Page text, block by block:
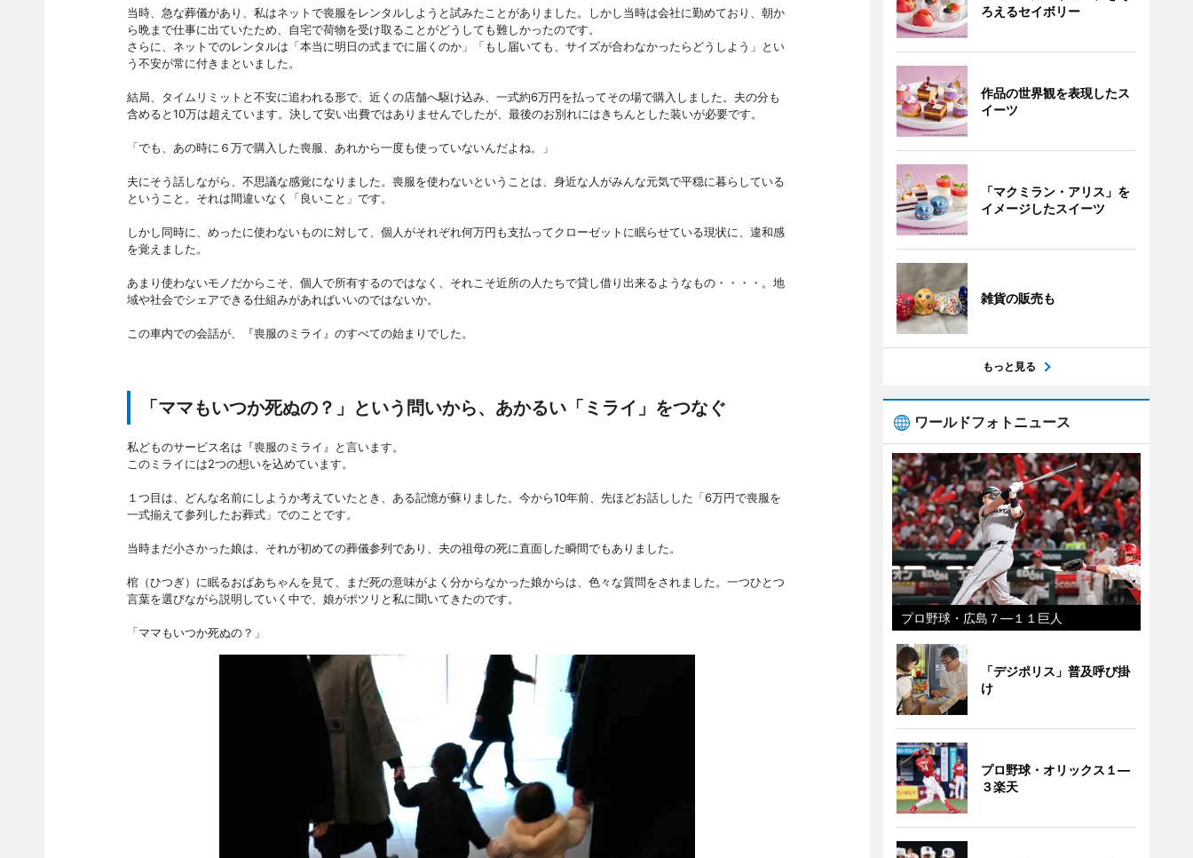
当時、急な葬儀があり、私はネットで喪服をレンタルしようと試みたことがありました。しかし当時は会社に勤めており、朝か
ら晩まで仕事に出ていたため、自宅で荷物を受け取ることがどうしても難しかったのです。
さらに、ネットでのレンタルは「本当に明日の式までに届くのか」「もし届いても、サイズが合わなかったらどうしよう」とい
う不安が常に付きまといました。
結局、タイムリミットと不安に追われる形で、近くの店舗へ駆け込み、一式約6万円を払ってその場で購入しました。夫の分も
含めると10万は超えています。決して安い出費ではありませんでしたが、最後のお別れにはきちんとした装いが必要です。
「でも、あの時に６万で購入した喪服、あれから一度も使っていないんだよね。」
夫にそう話しながら、不思議な感覚になりました。喪服を使わないということは、身近な人がみんな元気で平穏に暮らしている
ということ。それは間違いなく「良いこと」です。
しかし同時に、めったに使わないものに対して、個人がそれぞれ何万円も支払ってクローゼットに眠らせている現状に、違和感
を覚えました。
あまり使わないモノだからこそ、個人で所有するのではなく、それこそ近所の人たちで貸し借り出来るようなもの・・・・。地
域や社会でシェアできる仕組みがあればいいのではないか。
この車内での会話が、『喪服のミライ』のすべての始まりでした。
「ママもいつか死ぬの？」という問いから、あかるい「ミライ」をつなぐ
私どものサービス名は『喪服のミライ』と言います。
このミライには2つの想いを込めています。
１つ目は、どんな名前にしようか考えていたとき、ある記憶が蘇りました。今から10年前、先ほどお話しした「6万円で喪服を
一式揃えて参列したお葬式」でのことです。
当時まだ小さかった娘は、それが初めての葬儀参列であり、夫の祖母の死に直面した瞬間でもありました。
棺（ひつぎ）に眠るおばあちゃんを見て、まだ死の意味がよく分からなかった娘からは、色々な質問をされました。一つひとつ
言葉を選びながら説明していく中で、娘がポツリと私に聞いてきたのです。
「ママもいつか死ぬの？」
ろえるセイボリー
作品の世界観を表現したス
イーツ
「マクミラン・アリス」を
イメージしたスイーツ
雑貨の販売も
もっと見る
ワールドフォトニュース
プロ野球・広島７―１１巨人
「デジポリス」普及呼び掛
け
プロ野球・オリックス１―
３楽天